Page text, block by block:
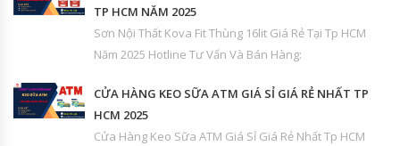
TP HCM NĂM 2025
Sơn Nội Thất Kova Fit Thùng 16lit Giá Rẻ Tại Tp HCM
Năm 2025 Hotline Tư Vấn Và Bán Hàng:
CỬA HÀNG KEO SỮA ATM GIÁ SỈ GIÁ RẺ NHẤT TP
HCM 2025
Cửa Hàng Keo Sữa ATM Giá Sỉ Giá Rẻ Nhất Tp HCM